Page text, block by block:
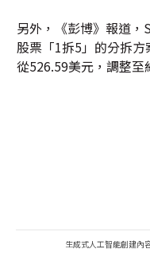
另外，《彭博》報道，
股票「1拆5」的分拆
從526.59美元，調整至
生成式人工智能創建內